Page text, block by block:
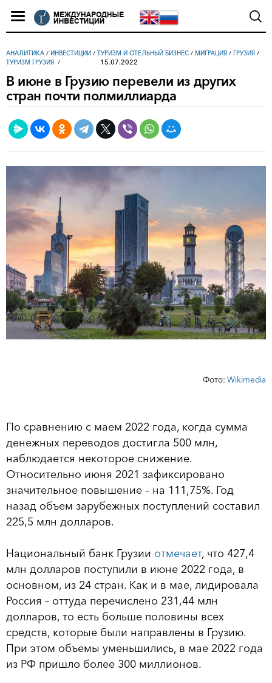
АНАЛИТИКА / ИНВЕСТИЦИИ / ТУРИЗМ И ОТЕЛЬНЫЙ БИЗНЕС / МИГРАЦИЯ / ГРУЗИЯ /
ТУРИЗМ ГРУЗИЯ
15.07.2022
В июне в Грузию перевели из других
стран почти полмиллиарда
Фото: Wikimedia
По сравнению с маем 2022 года, когда сумма
денежных переводов достигла 500 млн,
наблюдается некоторое снижение.
Относительно июня 2021 зафиксировано
значительное повышение – на 111,75%. Год
назад объем зарубежных поступлений составил
225,5 млн долларов.
Национальный банк Грузии отмечает, что 427,4
млн долларов поступили в июне 2022 года, в
основном, из 24 стран. Как и в мае, лидировала
Россия – оттуда перечислено 231,44 млн
долларов, то есть больше половины всех
средств, которые были направлены в Грузию.
При этом объемы уменьшились, в мае 2022 года
из РФ пришло более 300 миллионов.